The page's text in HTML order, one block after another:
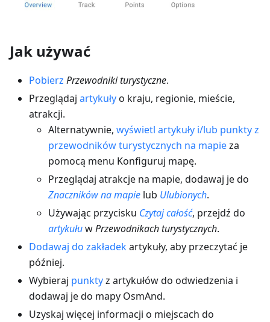
Jak używać
Pobierz Przewodniki turystyczne.
Przeglądaj artykułyo kraju, regionie, mieście,
atrakcji.
Alternatywnie, wyświetl artykuły i/lub punkty z
przewodników turystycznych na mapieza
pomocą menu Konfiguruj mapę.
Przeglądaj atrakcje na mapie, dodawaj je do
Znaczników na mapie lub Ulubionych.
Używając przycisku Czytaj całość, przejdź do
artykułuwPrzewodnikach turystycznych.
Dodawaj do zakładekartykuły, aby przeczytać je
później.
Wybieraj punktyz artykułów do odwiedzenia i
dodawaj je do mapy OsmAnd.
Uzyskaj więcej informacji o miejscach do